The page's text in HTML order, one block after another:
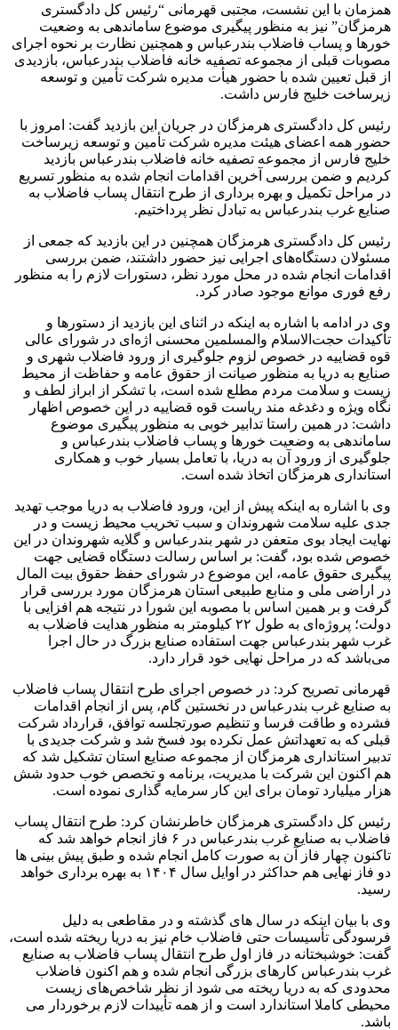
همزمان با این نشست، مجتبی قهرمانی “رئیس کل دادگستری
هرمزگان” نیز به منظور پیگیری موضوع ساماندهی به وضعیت
خور‌ها و پساب فاضلاب بندرعباس و همچنین نظارت بر نحوه اجرای
مصوبات قبلی از مجموعه تصفیه خانه فاضلاب بندرعباس، بازدیدی
از قبل تعیین شده با حضور هیأت مدیره شرکت تأمین و توسعه
زیرساخت خلیج فارس داشت.
رئیس کل دادگستری هرمزگان در جریان این بازدید گفت: امروز با
حضور همه اعضای هیئت مدیره شرکت تأمین و توسعه زیرساخت
خلیج فارس از مجموعه تصفیه خانه فاضلاب بندرعباس بازدید
کردیم و ضمن بررسی آخرین اقدامات انجام شده به منظور تسریع
در مراحل تکمیل و بهره برداری از طرح انتقال پساب فاضلاب به
صنایع غرب بندرعباس به تبادل نظر پرداختیم.
رئیس کل دادگستری هرمزگان همچنین در این بازدید که جمعی از
مسئولان دستگاه‌های اجرایی نیز حضور داشتند، ضمن بررسی
اقدامات انجام شده در محل مورد نظر، دستورات لازم را به منظور
رفع فوری موانع موجود صادر کرد.
وی در ادامه با اشاره به اینکه در اثنای این بازدید از دستورها و
تأکیدات حجت‌الاسلام والمسلمین محسنی اژه‌ای در شورای عالی
قوه قضاییه در خصوص لزوم جلوگیری از ورود فاضلاب شهری و
صنایع به دریا به منظور صیانت از حقوق عامه و حفاظت از محیط
زیست و سلامت مردم مطلع شده است، با تشکر از ابراز لطف و
نگاه ویژه و دغدغه مند ریاست قوه قضاییه در این خصوص اظهار
داشت: در همین راستا تدابیر خوبی به منظور پیگیری موضوع
ساماندهی به وضعیت خورها و پساب فاضلاب بندرعباس و
جلوگیری از ورود آن به دریا، با تعامل بسیار خوب و همکاری
استانداری هرمزگان اتخاذ شده است.
وی با اشاره به اینکه پیش از این، ورود فاضلاب به دریا موجب تهدید
جدی علیه سلامت شهروندان و سبب تخریب محیط زیست و در
نهایت ایجاد بوی متعفن در شهر بندرعباس و گلایه شهروندان در این
خصوص شده بود، گفت: بر اساس رسالت دستگاه قضایی جهت
پیگیری حقوق عامه، این موضوع در شورای حفظ حقوق بیت المال
در اراضی ملی و منابع طبیعی استان هرمزگان مورد بررسی قرار
گرفت و بر همین اساس با مصوبه این شورا در نتیجه هم افزایی با
دولت؛ پروژه‌ای به طول ۲۲ کیلومتر به منظور هدایت فاضلاب به
غرب شهر بندرعباس جهت استفاده صنایع بزرگ در حال اجرا
می‌باشد که در مراحل نهایی خود قرار دارد.
قهرمانی تصریح کرد: در خصوص اجرای طرح انتقال پساب فاضلاب
به صنایع غرب بندرعباس در نخستین گام، پس از انجام اقدامات
فشرده و طاقت فرسا و تنظیم صورتجلسه توافق، قرارداد شرکت
قبلی که به تعهداتش عمل نکرده بود فسخ شد و شرکت جدیدی با
تدبیر استانداری هرمزگان از مجموعه صنایع استان تشکیل شد که
هم اکنون این شرکت با مدیریت، برنامه و تخصص خوب حدود شش
هزار میلیارد تومان برای این کار سرمایه گذاری نموده است.
رئیس کل دادگستری هرمزگان خاطرنشان کرد: طرح انتقال پساب
فاضلاب به صنایع غرب بندرعباس در ۶ فاز انجام خواهد شد که
تاکنون چهار فاز آن به صورت کامل انجام شده و طبق پیش بینی ها
دو فاز نهایی هم حداکثر در اوایل سال ۱۴۰۴ به بهره برداری خواهد
رسید.
وی با بیان اینکه در سال های گذشته و در مقاطعی به دلیل
فرسودگی تأسیسات حتی فاضلاب خام نیز به دریا ریخته شده است،
گفت: خوشبختانه در فاز اول طرح انتقال پساب فاضلاب به صنایع
غرب بندرعباس کارهای بزرگی انجام شده و هم اکنون فاضلاب
محدودی که به دریا ریخته می شود از نظر شاخص‌های زیست
محیطی کاملا استاندارد است و از همه تأییدات لازم برخوردار می
باشد.